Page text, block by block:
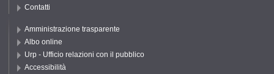
Contatti
Amministrazione trasparente
Albo online
Urp - Ufficio relazioni con il pubblico
Accessibilità